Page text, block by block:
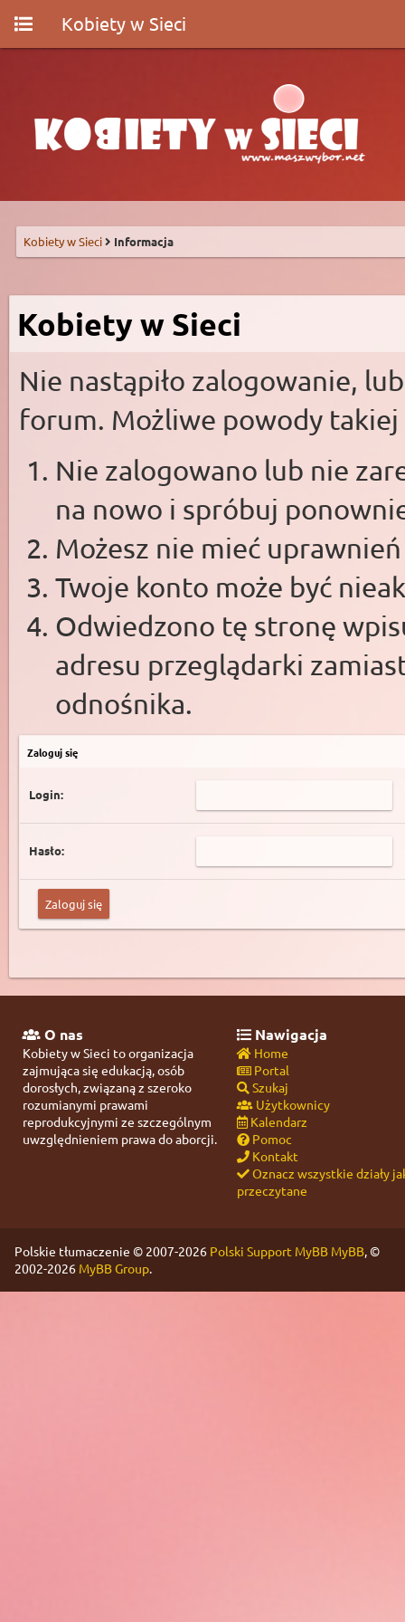
Kobiety w Sieci
Kobiety w Sieci Informacja
Kobiety w Sieci
Nie nastąpiło zalogowanie,
forum. Możliwe powody takiej
Nie zalogowano lub nie
na nowo i spróbuj
Możesz nie mieć
Twoje konto może być
Odwiedzono tę stronę
adresu przeglądarki
odnośnika.
Zaloguj się
Login:
Hasło:
O nas
Kobiety w Sieci to organizacja
zajmująca się edukacją, osób
dorosłych, związaną z szeroko
rozumianymi prawami
reprodukcyjnymi ze szczególnym
uwzględnieniem prawa do aborcji.
Nawigacja
Home
Portal
Szukaj
Użytkownicy
Kalendarz
Pomoc
Kontakt
Oznacz wszystkie działy
przeczytane
Polskie tłumaczenie © 2007-2026 Polski Support MyBB MyBB, ©
2002-2026 MyBB Group.